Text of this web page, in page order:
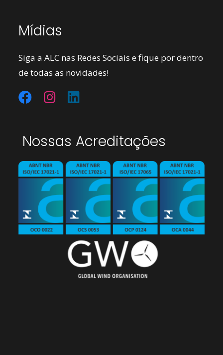
Mídias
Siga a ALC nas Redes Sociais e fique por dentro
de todas as novidades!
Nossas Acreditações